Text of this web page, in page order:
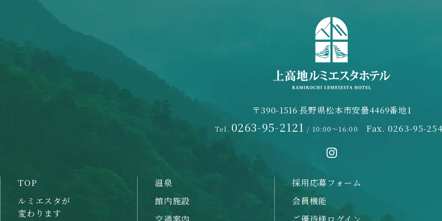
〒390-1516 長野県松本市安曇4469番地1
Tel. 0263-95-2121 / 10:00～16:00 Fax. 0263-95-
TOP
ルミエスタが
変わります
温泉
館内施設
採用応募フォーム
会員機能